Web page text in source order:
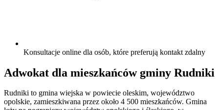
Konsultacje online dla osób, które preferują kontakt zdalny
Adwokat dla mieszkańców gminy Rudniki
Rudniki to gmina wiejska w powiecie oleskim, województwo
opolskie, zamieszkiwana przez około 4 500 mieszkańców. Gmina